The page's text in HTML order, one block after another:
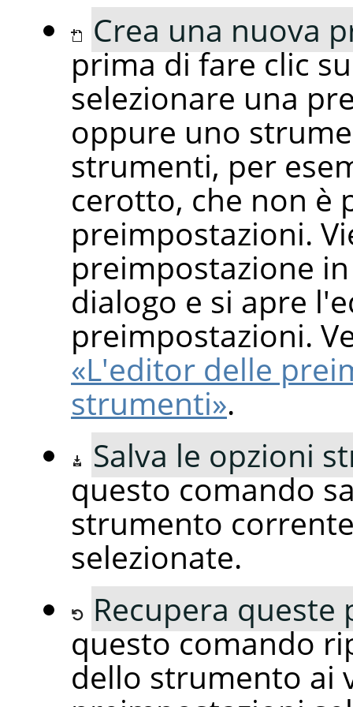
Crea una nuova
prima di fare clic
selezionare una
oppure uno
strumenti, per
cerotto, che non è
preimpostazioni.
preimpostazione
dialogo e si apre
preimpostazioni.
«L'editor delle
strumenti».
Salva le opzioni
questo comando
strumento
selezionate.
Recupera
questo comando
dello strumento ai